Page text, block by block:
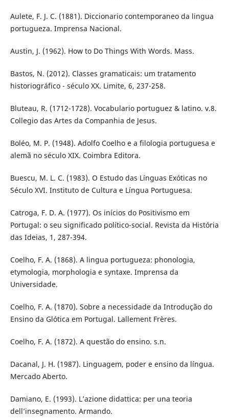
Aulete, F. J. C. (1881). Diccionario contemporaneo da lingua
portugueza. Imprensa Nacional.
Austin, J. (1962). How to Do Things With Words. Mass.
Bastos, N. (2012). Classes gramaticais: um tratamento
historiográfico - século XX. Limite, 6, 237-258.
Bluteau, R. (1712-1728). Vocabulario portuguez & latino. v.8.
Collegio das Artes da Companhia de Jesus.
Boléo, M. P. (1948). Adolfo Coelho e a filologia portuguesa e
alemã no século XIX. Coimbra Editora.
Buescu, M. L. C. (1983). O Estudo das Línguas Exóticas no
Século XVI. Instituto de Cultura e Língua Portuguesa.
Catroga, F. D. A. (1977). Os inícios do Positivismo em
Portugal: o seu significado político-social. Revista da História
das Ideias, 1, 287-394.
Coelho, F. A. (1868). A lingua portugueza: phonologia,
etymologia, morphologia e syntaxe. Imprensa da
Universidade.
Coelho, F. A. (1870). Sobre a necessidade da Introdução do
Ensino da Glótica em Portugal. Lallement Frères.
Coelho, F. A. (1872). A questão do ensino. s.n.
Dacanal, J. H. (1987). Linguagem, poder e ensino da língua.
Mercado Aberto.
Damiano, E. (1993). L’azione didattica: per una teoria
dell’insegnamento. Armando.